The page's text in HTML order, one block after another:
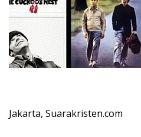
Jakarta, Suarakristen.com